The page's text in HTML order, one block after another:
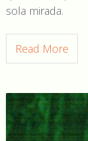
sola mirada.
Read More